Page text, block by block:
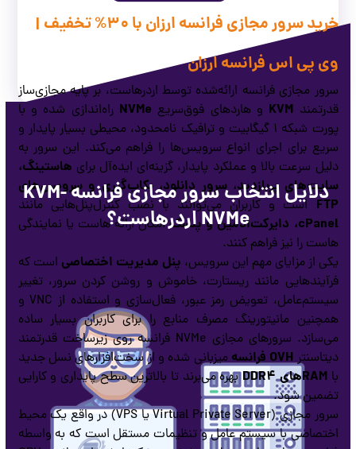
خرید سرور مجازی فرانسه ارزان با 30% تخفیف |
وی پی اس فرانسه ارزان
سرور مجازی فرانسه ارائه‌شده توسط اردرهاست، بر پایه مجازی‌ساز
قدرتمند KVM و هاردهای فوق‌سریع NVMe راه‌اندازی شده و با
پورت شبکه ۱ گیگابیت و ترافیک نامحدود، محیطی بسیار پایدار و
سریع برای اجرای انواع سرویس‌ها را فراهم می‌کند. این سرور به
دلیل سرعت بالا و عملکرد پایدار، گزینه‌ای ایده‌آل برای هاستینگ،
سایت‌های پربازدید، سرور دانلود، بکاپ‌گیری و سرویس‌های
FTP است و کاربران می‌توانند با نصب کنترل‌پنل‌هایی مانند
cPanel، دایرکت‌ادمین و پلسک
امکان ارائه هاست یا نمایندگی
هاست را نیز فراهم کنند.
یکی از مزایای مهم این سرویس، پنل مدیریت اختصاصی است که
فرآیندهایی مانند ریستارت، خاموش و روشن کردن سرور، تغییر
سیستم‌عامل، تعویض رمز عبور، فعال‌سازی و استفاده از VNC و
همچنین مانیتورینگ مصرف منابع را برای کاربران بسیار ساده
می‌سازد. سرورهای مجازی NVMe فرانسه روی زیرساخت قدرتمند
دیتاسنترOVH فرانسه
میزبانی شده و از سخت‌افزارهای نسل جدید
باRAMهای DDR4
بهره می‌برند تا بالاترین سطح پایداری و کارایی
تضمین شود.
سرور مجازی (Virtual Private Server یا VPS) در واقع یک محیط
اختصاصی با سیستم‌ عامل و تنظیمات مستقل است که به واسطه
مشاهده بیشتر نمایش کمتر
دلایل انتخاب سرور مجازی فرانسه KVM-
NVMe اردرهاست؟